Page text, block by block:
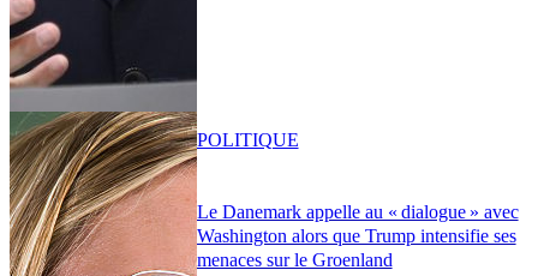
Le Danemark appelle au « dialogue » avec
Washington alors que Trump intensifie ses
menaces sur le Groenland
POLITIQUE